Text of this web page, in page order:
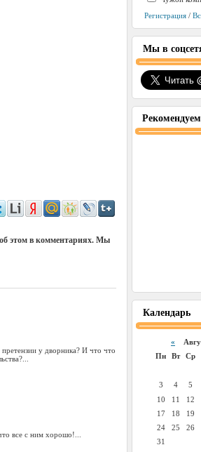
этом в комментариях. Мы
у дворника? И что что
все с ним хорошо!...
Регистрация /
Мы в
Рекомендуем
Календарь
«
Пн
Вт Ср
3
4 5
10
11 12
17
18 19
24
25 26
31